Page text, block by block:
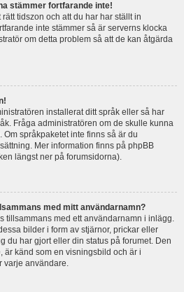
stämmer fortfarande inte!
tidszon och att du har har ställt in
inte stämmer så är serverns klocka
om detta problem så att de kan åtgärda
installerat ditt språk eller så har
Fråga administratören om de skulle kunna
språkpaketet inte finns så är du
Mer information finns på phpBB
längst ner på forumsidorna).
med mitt användarnamn?
tillsammans med ett användarnamn i inlägg.
bilder i form av stjärnor, prickar eller
du har gjort eller din status på forumet. Den
är känd som en visningsbild och är i
varje användare.